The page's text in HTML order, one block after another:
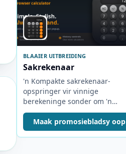
BLAAIER UITBREIDING
Sakrekenaar
'n Kompakte sakrekenaar-
opspringer vir vinnige
berekeninge sonder om 'n
aparte oortjie oop te maak.
Maak promosiebladsy oop